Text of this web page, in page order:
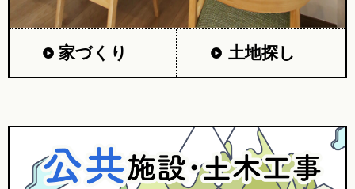
家づくり 土地探し